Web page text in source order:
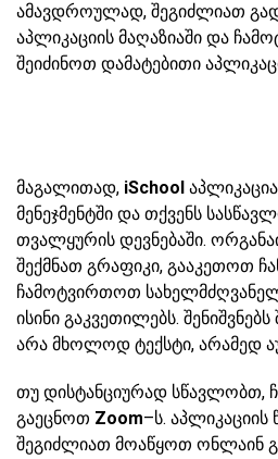
ამავდროულად, შეგიძლიათ
აპლიკაციის მაღაზიაში და
შეიძინოთ დამატებითი
მაგალითად, iSchool
მენეჯმენტში და თქვენს
თვალყურის დევნებაში.
შექმნათ გრაფიკი, გააკეთოთ
ჩამოტვირთოთ
ისინი გაკვეთილებს.
არა მხოლოდ ტექსტი, არამედ
თუ დისტანციურად სწავლობთ,
გაეცნოთ Zoom–ს.
შეგიძლიათ მოაწყოთ ონლაინ